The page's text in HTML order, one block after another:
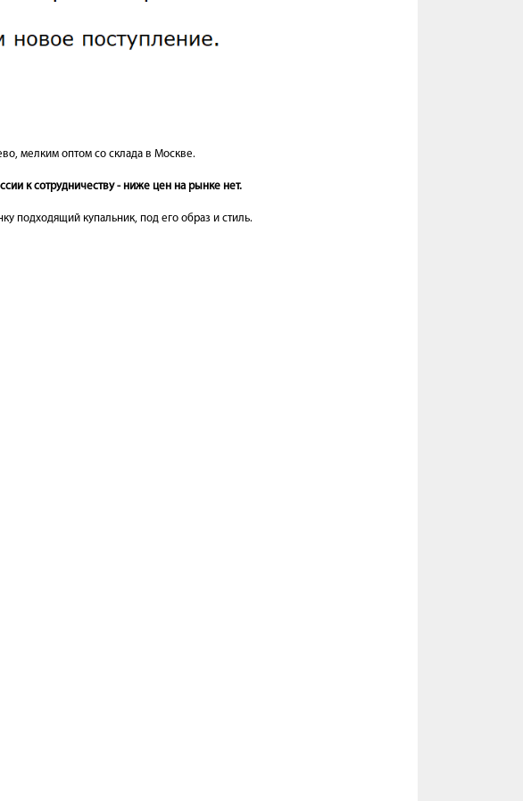
мелким оптом со склада в Москве.
к сотрудничеству - ниже цен на рынке нет.
подходящий купальник, под его образ и стиль.